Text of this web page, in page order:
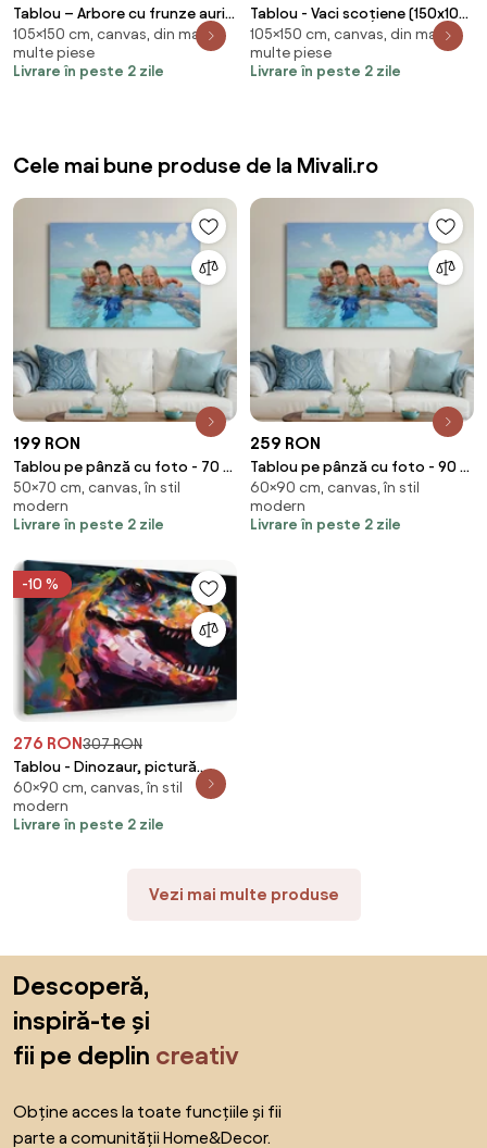
Tablou – Arbore cu frunze aurii
(150x105 cm)
105×150 cm, canvas, din mai
multe piese
Livrare în peste 2 zile
Tablou - Vaci scoțiene (150x105
cm)
105×150 cm, canvas, din mai
multe piese
Livrare în peste 2 zile
Cele mai bune produse de la Mivali.ro
199 RON
Tablou pe pânză cu foto - 70 x
50 cm (70x50 cm)
50×70 cm, canvas, în stil
modern
Livrare în peste 2 zile
259 RON
Tablou pe pânză cu foto - 90 x
60 cm (90x60 cm)
60×90 cm, canvas, în stil
modern
Livrare în peste 2 zile
-10 %
276 RON307 RON
Tablou - Dinozaur, pictură
(90x60 cm)
60×90 cm, canvas, în stil
modern
Livrare în peste 2 zile
Vezi mai multe produse
Descoperă,
inspiră-te și
fii pe deplin creativ
Obține acces la toate funcțiile și fii
parte a comunității Home&Decor.